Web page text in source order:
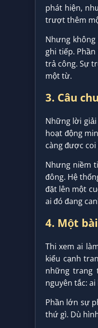
phát hiện,
trượt thêm
Nhưng
ghi tiếp.
trả công. Sự
một từ.
3. Câu
Những lời
hoạt động
càng được coi
Nhưng niềm
đông. Hệ
đặt lên một
ai đó đang
4. Một
Thi xem ai
kiểu cạnh
những trang
nguyên tắc:
Phần lớn sự
thứ gì. Dù